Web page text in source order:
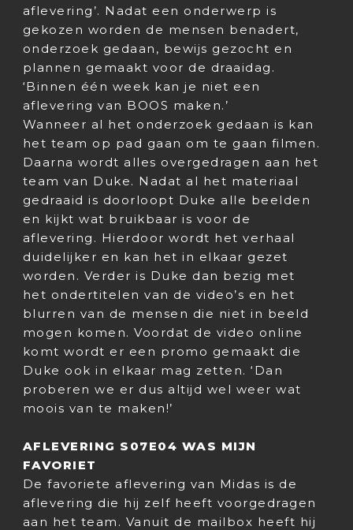
aflevering’. Nadat een onderwerp is
gekozen worden de mensen benadert,
onderzoek gedaan, bewijs gezocht en
plannen gemaakt voor de draaidag.
‘Binnen één week kan je niet een
aflevering van BOOS maken.’
Wanneer al het onderzoek gedaan is kan
het team op pad gaan om te gaan filmen.
Daarna wordt alles overgedragen aan het
team van Duke. Nadat al het materiaal
gedraaid is doorloopt Duke alle beelden
en kijkt wat bruikbaar is voor de
aflevering. Hierdoor wordt het verhaal
duidelijker en kan het in elkaar gezet
worden. Verder is Duke dan bezig met
het ondertitelen van de video’s en het
blurren van de mensen die niet in beeld
mogen komen. Voordat de video online
komt wordt er een promo gemaakt die
Duke ook in elkaar mag zetten. ‘Dan
proberen we er dus altijd wel weer wat
moois van te maken!’
AFLEVERING S07E04 WAS MIJN
FAVORIET
De favoriete aflevering van Midas is de
aflevering die hij zelf heeft voorgedragen
aan het team. Vanuit de mailbox heeft hij